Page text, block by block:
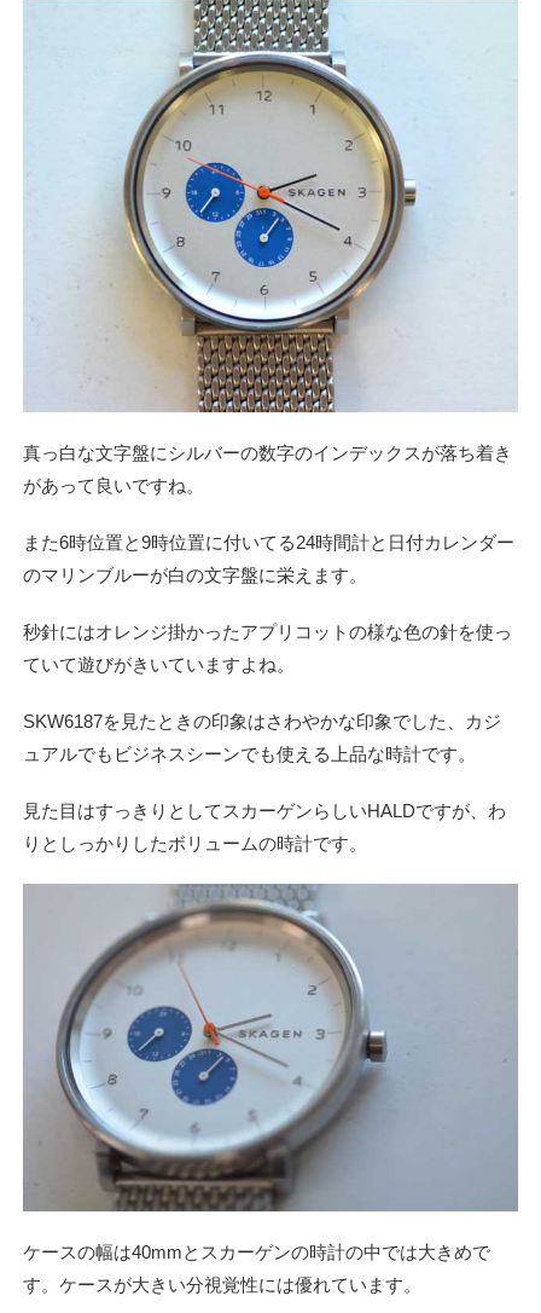
真っ白な文字盤にシルバーの数字のインデックスが落ち着き
があって良いですね。
また6時位置と9時位置に付いてる24時間計と日付カレンダー
のマリンブルーが白の文字盤に栄えます。
秒針にはオレンジ掛かったアプリコットの様な色の針を使っ
ていて遊びがきいていますよね。
SKW6187を見たときの印象はさわやかな印象でした、カジ
ュアルでもビジネスシーンでも使える上品な時計です。
見た目はすっきりとしてスカーゲンらしいHALDですが、わ
りとしっかりしたボリュームの時計です。
ケースの幅は40mmとスカーゲンの時計の中では大きめで
す。ケースが大きい分視覚性には優れています。